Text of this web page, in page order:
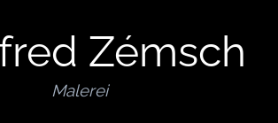
Zémsch
Malerei